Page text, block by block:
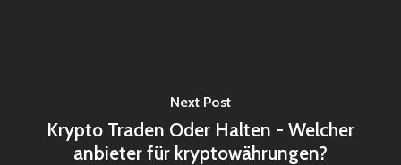
Next Post
Krypto Traden Oder Halten - Welcher
anbieter für kryptowährungen?